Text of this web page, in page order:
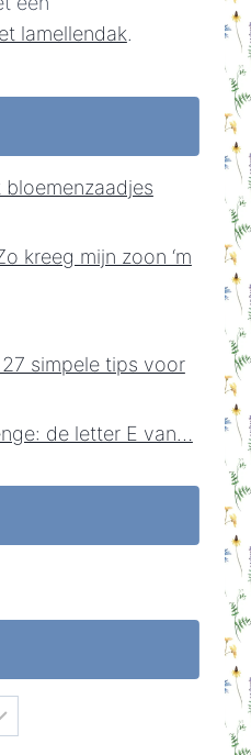
lamellendak.
kreeg mijn zoon ‘m
simpele tips voor
de letter E van…